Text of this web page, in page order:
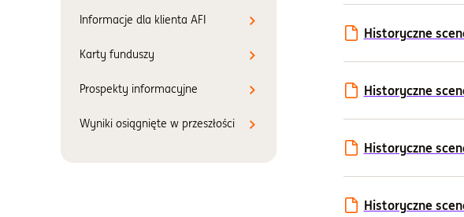
Informacje dla klienta AFI
Karty funduszy
Prospekty informacyjne
Wyniki osiągnięte w przeszłości
Historyczne
Historyczne
Historyczne
Historyczne